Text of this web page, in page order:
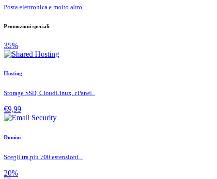
Posta elettronica e molto altro…
Promozioni speciali
35%
Hosting
Storage SSD, CloudLinux, cPanel..
€9,99
Domini
Scegli tra più 700 estensioni...
20%